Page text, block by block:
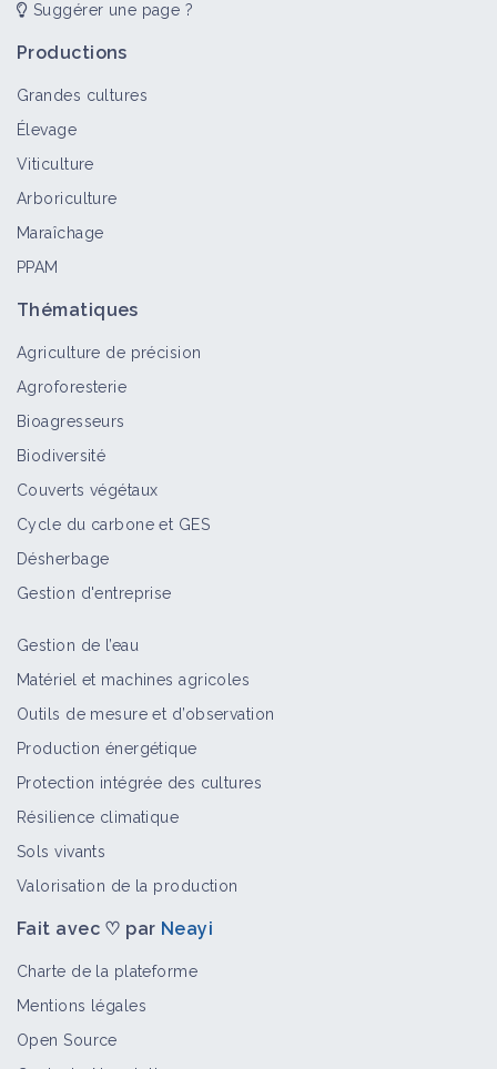
Virus
Mosaïque du concombre
Champignon des mosaïques sur
Suggérer une page ?
Productions
Grandes cultures
Élevage
Viticulture
Arboriculture
Maraîchage
PPAM
Thématiques
Agriculture de précision
Agroforesterie
Bioagresseurs
Biodiversité
Couverts végétaux
Cycle du carbone et GES
Désherbage
Gestion d'entreprise
Gestion de l’eau
Matériel et machines agricoles
Outils de mesure et d’observation
Production énergétique
Protection intégrée des cultures
Résilience climatique
Sols vivants
Valorisation de la production
Fait avec ♡ par Neayi
Charte de la plateforme
Mentions légales
Open Source